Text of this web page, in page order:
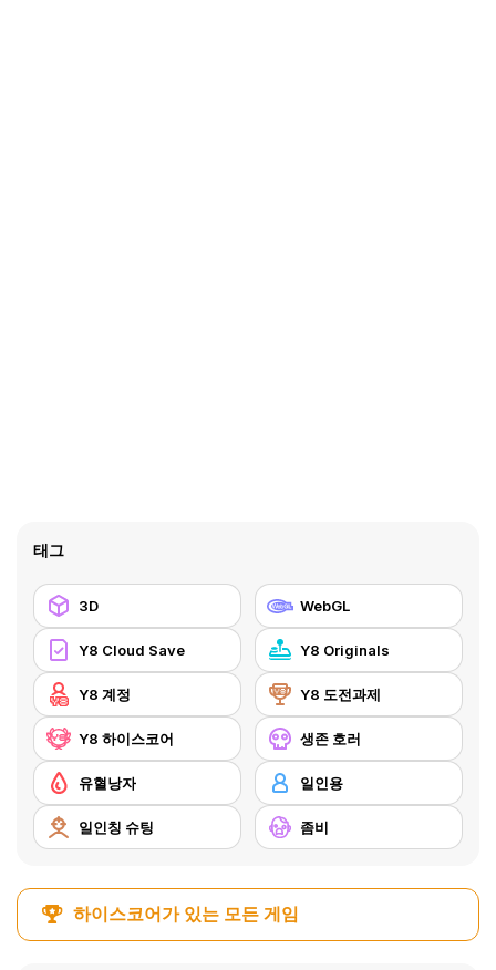
태그
3D WebGL
Y8 Cloud Save Y8 Originals
Y8 계정 Y8 도전과제
Y8 하이스코어 생존 호러
유혈낭자 일인용
일인칭 슈팅 좀비
하이스코어가 있는 모든 게임